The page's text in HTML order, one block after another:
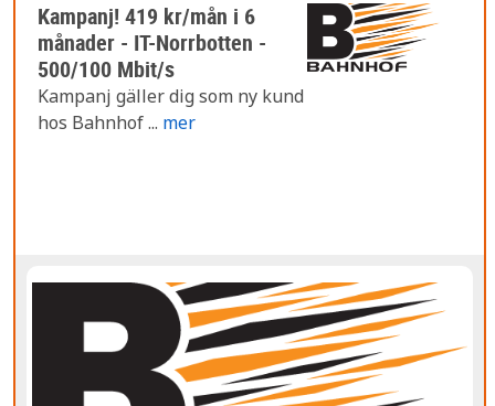
Kampanj! 419 kr/mån i 6
månader - IT-Norrbotten -
500/100 Mbit/s
Kampanj gäller dig som ny kund
hos Bahnhof ... mer